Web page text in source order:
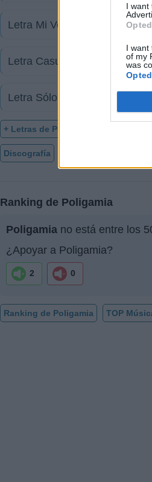
I want
I want
of my
was
Letra Mi Verdad
Letra Casualidad
Letra Sólo por eso
+ Letras de Poligamia
Discografía
Ranking de Poligamia
Poligamia no está entre los
¿Apoyar a Poligamia?
2 0
Ranking de Poligamia TOP